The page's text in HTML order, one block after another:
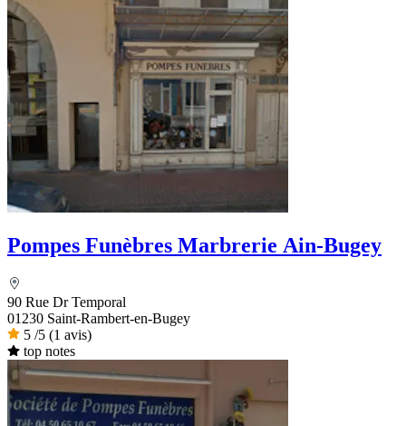
Pompes Funèbres Marbrerie Ain-Bugey
90 Rue Dr Temporal
01230 Saint-Rambert-en-Bugey
5 /5 (1 avis)
top notes